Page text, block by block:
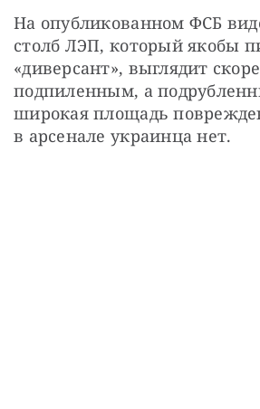
На опубликованном ФСБ
столб ЛЭП, который якобы
«диверсант», выглядит
подпиленным, а
широкая площадь
в арсенале украинца нет.